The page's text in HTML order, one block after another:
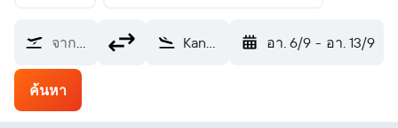
จากที่ไหน? Kangirsuk (YKG) อา. 6/9 - อา. 13/9
ค้นหา